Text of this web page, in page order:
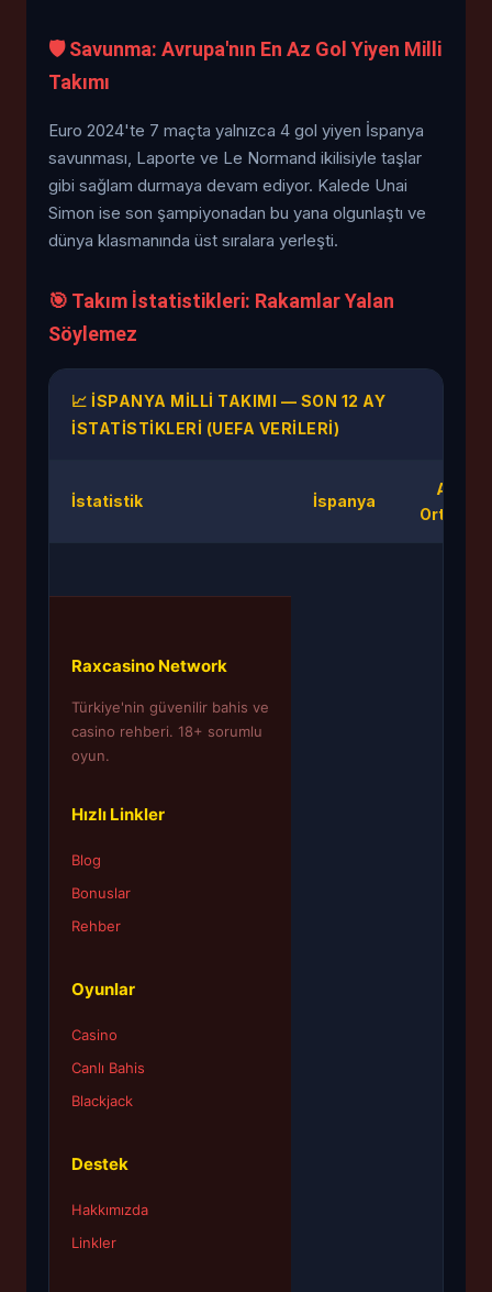
🛡️ Savunma: Avrupa'nın En Az Gol Yiyen Milli
Takımı
Euro 2024'te 7 maçta yalnızca 4 gol yiyen İspanya
savunması, Laporte ve Le Normand ikilisiyle taşlar
gibi sağlam durmaya devam ediyor. Kalede Unai
Simon ise son şampiyonadan bu yana olgunlaştı ve
dünya klasmanında üst sıralara yerleşti.
🎯 Takım İstatistikleri: Rakamlar Yalan
Söylemez
📈 İSPANYA MILLI TAKIMI — SON 12 AY
İSTATISTIKLERI (UEFA VERILERI)
İstatistik İspanya
Avrupa
Raxcasino Network
Türkiye'nin güvenilir bahis ve
casino rehberi. 18+ sorumlu
oyun.
Hızlı Linkler
Blog
Bonuslar
Rehber
Oyunlar
Casino
Canlı Bahis
Blackjack
Destek
Hakkımızda
Linkler